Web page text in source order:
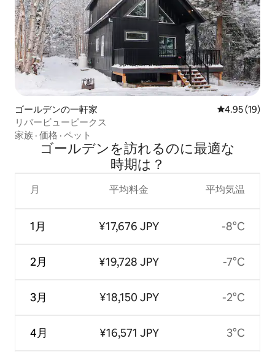
ゴールデンの一軒家 レビュー19
4.95 (19)
リバービューピークス
家族 · 価格 · ペット
ゴールデンを訪⁠れ⁠るの⁠に最⁠適⁠な
時⁠期⁠は⁠？
月
1月
2月
3月
4月
平均料金
¥17,676 JPY
¥19,728 JPY
¥18,150 JPY
¥16,571 JPY
平均気温
-8°C
-7°C
-2°C
3°C